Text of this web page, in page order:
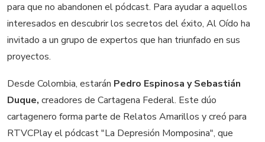
para que no abandonen el pódcast. Para ayudar a aquellos
interesados en descubrir los secretos del éxito, Al Oído ha
invitado a un grupo de expertos que han triunfado en sus
proyectos.
Desde Colombia, estarán Pedro Espinosa y Sebastián
Duque, creadores de Cartagena Federal. Este dúo
cartagenero forma parte de Relatos Amarillos y creó para
RTVCPlay el pódcast "La Depresión Momposina", que